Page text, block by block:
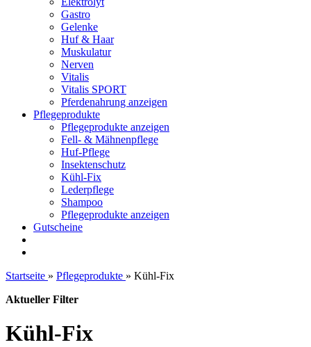
Gastro
Gelenke
Huf & Haar
Muskulatur
Nerven
Vitalis
Vitalis SPORT
Pferdenahrung anzeigen
Pflegeprodukte
Pflegeprodukte anzeigen
Fell- & Mähnenpflege
Huf-Pflege
Insektenschutz
Kühl-Fix
Lederpflege
Shampoo
Pflegeprodukte anzeigen
Gutscheine
Startseite » Pflegeprodukte » Kühl-Fix
Aktueller Filter
Kühl-Fix